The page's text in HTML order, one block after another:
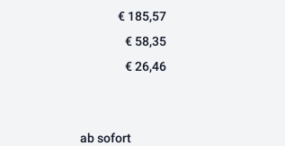
€ 185,57
€ 58,35
€ 26,46
ab sofort